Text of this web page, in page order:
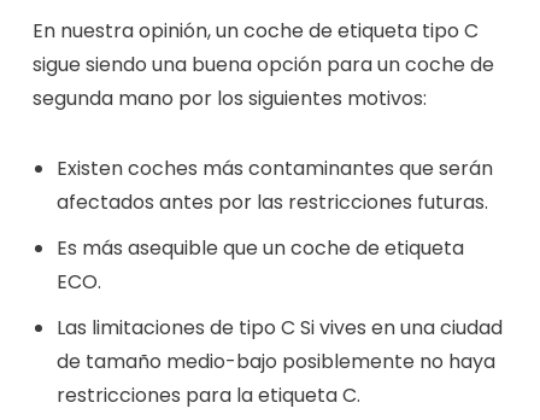
En nuestra opinión, un coche de etiqueta tipo C
sigue siendo una buena opción para un coche de
segunda mano por los siguientes motivos:
Existen coches más contaminantes que serán
afectados antes por las restricciones futuras.
Es más asequible que un coche de etiqueta
ECO.
Las limitaciones de tipo C Si vives en una ciudad
de tamaño medio-bajo posiblemente no haya
restricciones para la etiqueta C.